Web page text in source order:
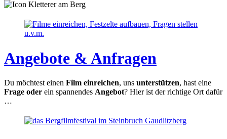
Angebote & Anfragen
Du möchtest einen Film einreichen, uns unterstützen, hast eine
Frage oder ein spannendes Angebot? Hier ist der richtige Ort dafür
…